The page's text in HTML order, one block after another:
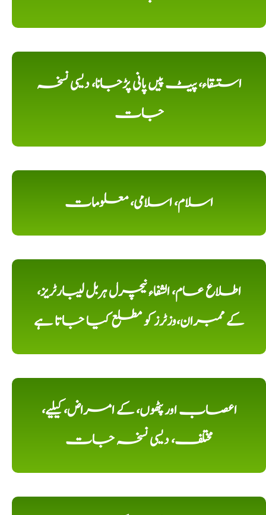
استسقاء، پیٹ پیں پانی پڑجانا، دیسی نسخہ
جات
اسلام، اسلامی، معلومات
اطلاع عام، الشفاء نیچرل ہربل لیبارٹریز،
کے ممبران،وزٹرز کو مطلع کیا جاتا ہے
اعصاب اور پٹھوں، کے امراض، کیلیے،
مختلف، دیسی نسخہ جات